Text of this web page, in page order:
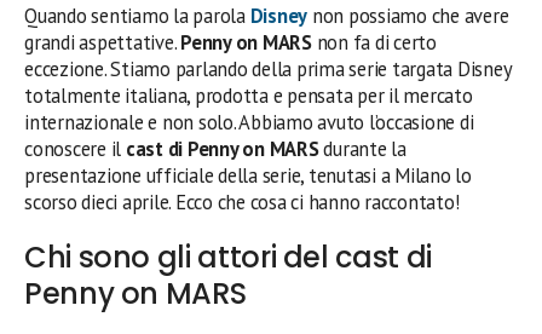
Quando sentiamo la parola Disney non possiamo che avere
grandi aspettative.Penny on MARSnon fa di certo
eccezione. Stiamo parlando della prima serie targata Disney
totalmente italiana, prodotta e pensata per il mercato
internazionale e non solo. Abbiamo avuto l’occasione di
conoscere il cast di Penny on MARSdurante la
presentazione ufficiale della serie, tenutasi a Milano lo
scorso dieci aprile. Ecco che cosa ci hanno raccontato!
Chi sono gli attori del cast di
Penny on MARS